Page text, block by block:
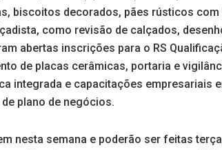
biscoitos decorados, pães rústicos
como revisão de calçados,
abertas inscrições para o RS
de placas cerâmicas, portaria e
integrada e capacitações empresariais
plano de negócios.
nesta semana e poderão ser feitas